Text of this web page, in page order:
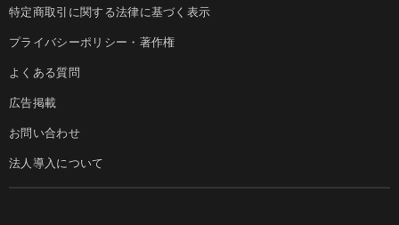
特定商取引に関する法律に基づく表示
プライバシーポリシー・著作権
よくある質問
広告掲載
お問い合わせ
法人導入について